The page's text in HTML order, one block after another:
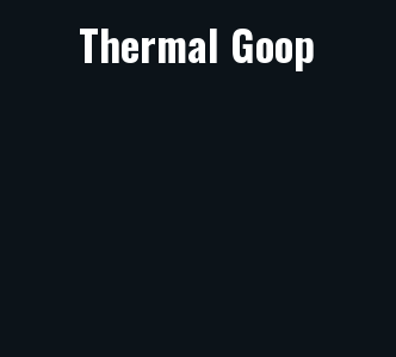
Thermal Goop